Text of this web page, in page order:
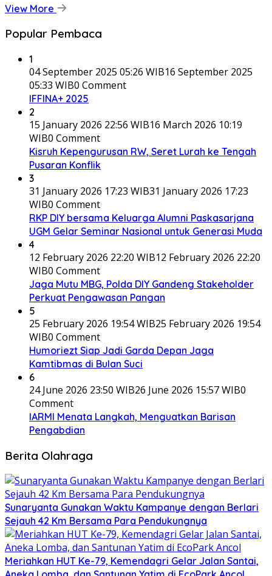
View More
Popular Pembaca
1
04 September 2025 05:26 WIB16 September 2025
05:33 WIB0 Comment
IFFINA+ 2025
2
15 January 2026 22:56 WIB16 March 2026 10:19
WIB0 Comment
Kisruh Kepengurusan RW, Seret Lurah ke Tengah
Pusaran Konflik
3
31 January 2026 17:23 WIB31 January 2026 17:23
WIB0 Comment
RKP DIY bersama Keluarga Alumni Paskasarjana
UGM Gelar Seminar Nasional untuk Generasi Muda
4
12 February 2026 22:20 WIB12 February 2026 22:20
WIB0 Comment
Jaga Mutu MBG, Polda DIY Gandeng Stakeholder
Perkuat Pengawasan Pangan
5
25 February 2026 19:54 WIB25 February 2026 19:54
WIB0 Comment
Humoriezt Siap Jadi Garda Depan Jaga
Kamtibmas di Bulan Suci
6
24 June 2026 23:50 WIB26 June 2026 15:57 WIB0
Comment
IARMI Menata Langkah, Menguatkan Barisan
Pengabdian
Berita Olahraga
Sunaryanta Gunakan Waktu Kampanye dengan Berlari
Sejauh 42 Km Bersama Para Pendukungnya
Meriahkan HUT Ke-79, Kemendagri Gelar Jalan Santai,